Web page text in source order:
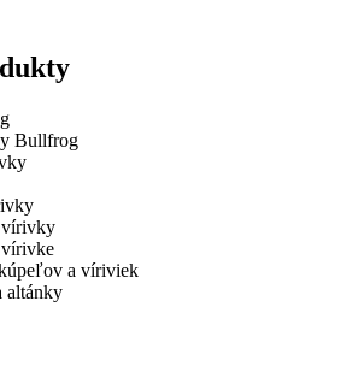
Bullfrog
vírivky
vírivke
a víriviek
altánky